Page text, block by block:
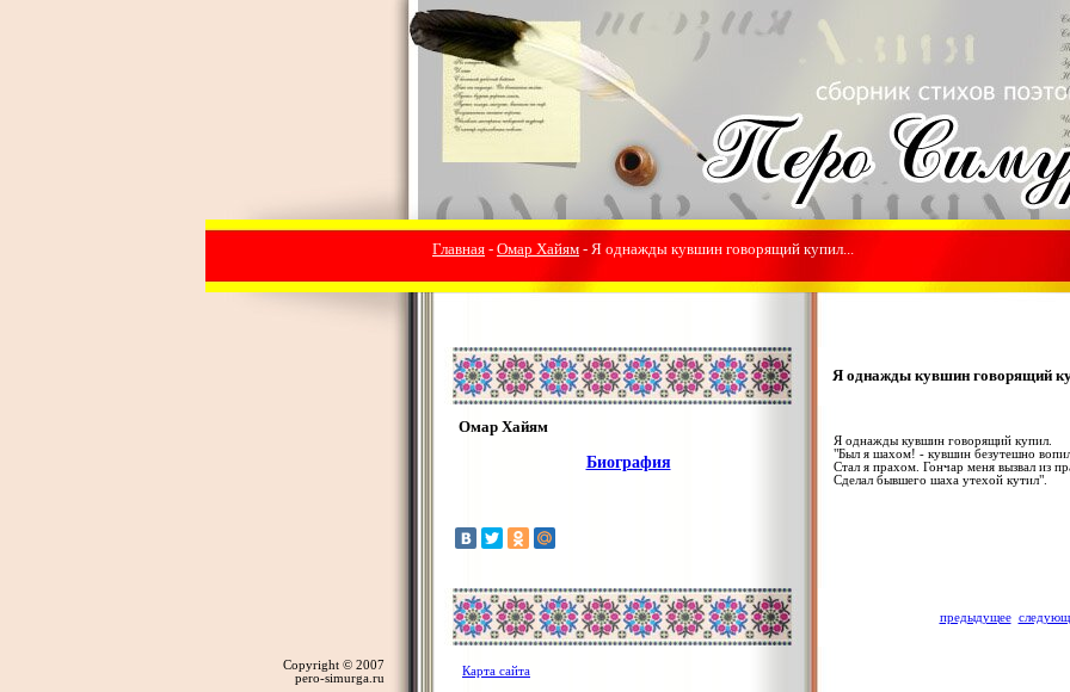
Главная - Омар Хайям - Я однажды кувшин говорящий купил...
Я однажды кувшин говорящий
Омар Хайям
Биография
Я однажды кувшин говорящий купил.
"Был я шахом! - кувшин безутешно
Стал я прахом. Гончар меня вызвал из
Сделал бывшего шаха утехой кутил".
предыдущее
Copyright © 2007
pero-simurga.ru
Карта сайта